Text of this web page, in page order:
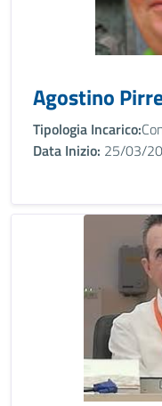
Agostino
Tipologia Incarico:
Data Inizio: 25/03/